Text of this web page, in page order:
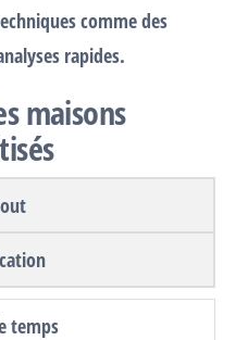
comme des
rapides.
maisons
temps